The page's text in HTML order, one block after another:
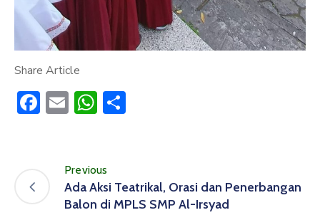
Share Article
Facebook
EmailWhatsApp
Previous
Ada Aksi Teatrikal, Orasi dan Penerbangan
Balon di MPLS SMP Al-Irsyad